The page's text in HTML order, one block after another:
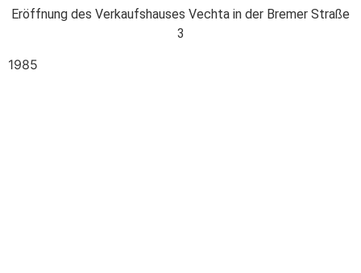
Eröffnung des Verkaufshauses Vechta in der Bremer Straße
3
1985